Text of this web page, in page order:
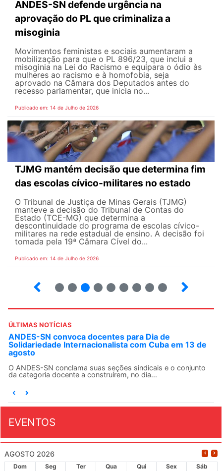
ANDES-SN defende urgência na
aprovação do PL que criminaliza a
misoginia
Movimentos feministas e sociais aumentaram a
mobilização para que o PL 896/23, que inclui a
misoginia na Lei do Racismo e equipara o ódio às
mulheres ao racismo e à homofobia, seja
aprovado na Câmara dos Deputados antes do
recesso parlamentar, que inicia no...
Publicado em: 14 de Julho de 2026
TJMG mantém decisão que determina fim
das escolas cívico-militares no estado
O Tribunal de Justiça de Minas Gerais (TJMG)
manteve a decisão do Tribunal de Contas do
Estado (TCE-MG) que determina a
descontinuidade do programa de escolas cívico-
militares na rede estadual de ensino. A decisão foi
tomada pela 19ª Câmara Cível do...
Publicado em: 14 de Julho de 2026
ÚLTIMAS NOTÍCIAS
ANDES-SN convoca docentes para Dia de
Solidariedade Internacionalista com Cuba em 13 de
agosto
O ANDES-SN conclama suas seções sindicais e o conjunto
da categoria docente a construírem, no dia...
EVENTOS
AGOSTO 2026
Dom Seg Ter Qua Qui Sex
Sáb